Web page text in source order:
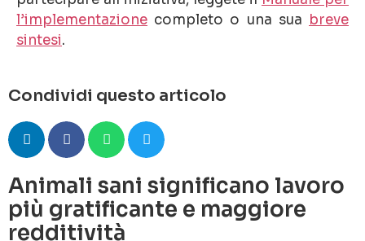
l’implementazione completo o una sua breve
sintesi.
Condividi questo articolo
Animali sani significano lavoro
più gratificante e maggiore
redditività